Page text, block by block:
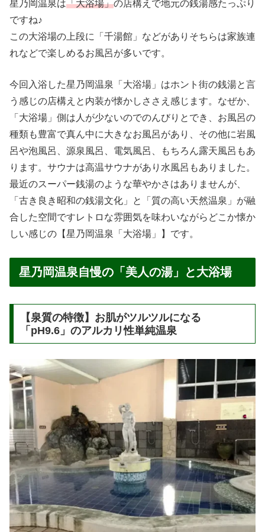
星乃岡温泉は「大浴場」の店構えで地元の銭湯感たっぷり
ですね♪
この大浴場の上段に「千湯館」などがありそちらは家族連
れなどで楽しめるお風呂が多いです。
今回入浴した星乃岡温泉「大浴場」はホント街の銭湯と言
う感じの店構えと内装が懐かしささえ感じます。なぜか、
「大浴場」側は人が少ないのでのんびりとでき、お風呂の
種類も豊富で真ん中に大きなお風呂があり、その他に岩風
呂や泡風呂、源泉風呂、電気風呂、もちろん露天風呂もあ
ります。サウナは高温サウナがあり水風呂もありました。
最近のスーパー銭湯のような華やかさはありませんが、
「古き良き昭和の銭湯文化」と「質の高い天然温泉」が融
合した空間ですレトロな雰囲気を味わいながらどこか懐か
しい感じの【星乃岡温泉「大浴場」】です。
星乃岡温泉自慢の「美人の湯」と大浴場
【泉質の特徴】お肌がツルツルになる
「pH9.6」のアルカリ性単純温泉